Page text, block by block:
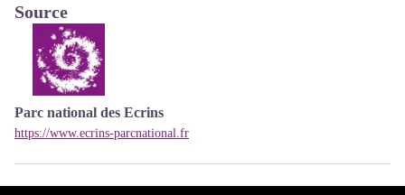
Source
Parc national des Ecrins
https://www.ecrins-parcnational.fr